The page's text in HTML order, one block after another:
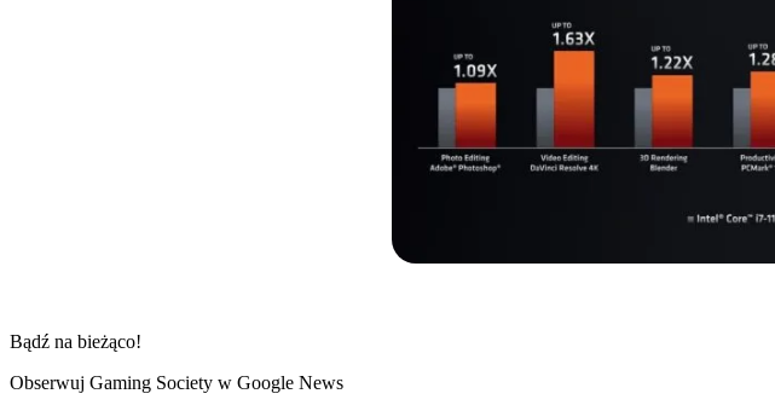
Bądź na bieżąco!
Obserwuj Gaming Society w Google News